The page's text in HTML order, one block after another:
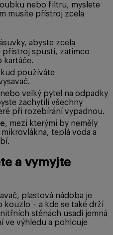
nebo filtru, myslete
musíte přístroj zcela
abyste zcela
přístroj spustí, zatímco
kartáče.
používáte
nebo velký pytel na odpadky
zachytili všechny
při rozebírání vypadnou.
, mezi kterými by neměly
teplá voda a
a vymyjte
plastová nádoba je
kouzlo – a kde se také drží
stěnách usadí jemná
ve výhledu a pohlcuje